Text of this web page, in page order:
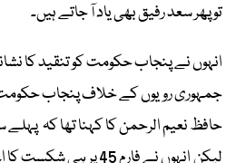
تو پھر سعد رفیق بھی یاد آ جاتے ہیں۔
انہوں نے پنجاب حکومت کو تنقید کا
جمہوری رویوں کے خلاف پنجاب حکومت
لیکن انہوں نے فارم 45